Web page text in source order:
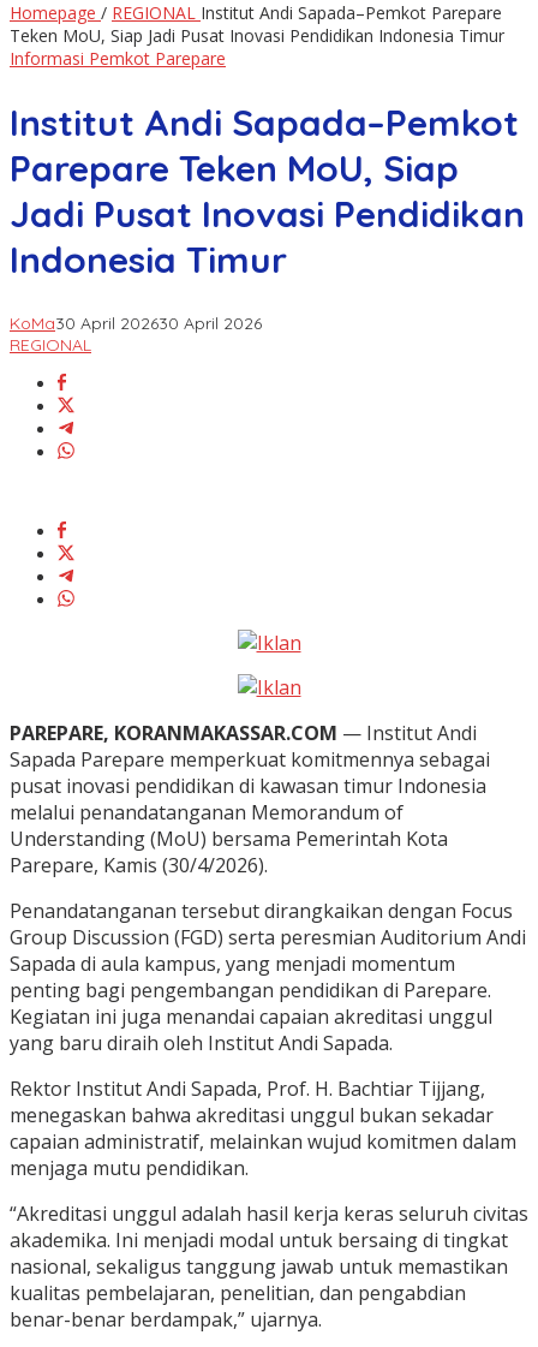
Homepage / REGIONAL Institut Andi Sapada–Pemkot Parepare
Teken MoU, Siap Jadi Pusat Inovasi Pendidikan Indonesia Timur
Informasi Pemkot Parepare
Institut Andi Sapada–Pemkot
Parepare Teken MoU, Siap
Jadi Pusat Inovasi Pendidikan
Indonesia Timur
KoMa30 April 202630 April 2026
REGIONAL
PAREPARE, KORANMAKASSAR.COM — Institut Andi
Sapada Parepare memperkuat komitmennya sebagai
pusat inovasi pendidikan di kawasan timur Indonesia
melalui penandatanganan Memorandum of
Understanding (MoU) bersama Pemerintah Kota
Parepare, Kamis (30/4/2026).
Penandatanganan tersebut dirangkaikan dengan Focus
Group Discussion (FGD) serta peresmian Auditorium Andi
Sapada di aula kampus, yang menjadi momentum
penting bagi pengembangan pendidikan di Parepare.
Kegiatan ini juga menandai capaian akreditasi unggul
yang baru diraih oleh Institut Andi Sapada.
Rektor Institut Andi Sapada, Prof. H. Bachtiar Tijjang,
menegaskan bahwa akreditasi unggul bukan sekadar
capaian administratif, melainkan wujud komitmen dalam
menjaga mutu pendidikan.
“Akreditasi unggul adalah hasil kerja keras seluruh civitas
akademika. Ini menjadi modal untuk bersaing di tingkat
nasional, sekaligus tanggung jawab untuk memastikan
kualitas pembelajaran, penelitian, dan pengabdian
benar-benar berdampak,” ujarnya.